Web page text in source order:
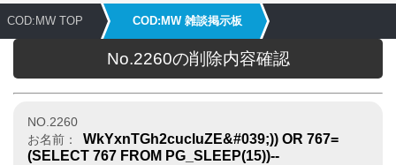
COD:MW TOP COD:MW 雑談掲示板
No.2260の削除内容確認
NO.2260
お名前：
WkYxnTGh2cucluZE&#039;)) OR 767=
(SELECT 767 FROM PG_SLEEP(15))--